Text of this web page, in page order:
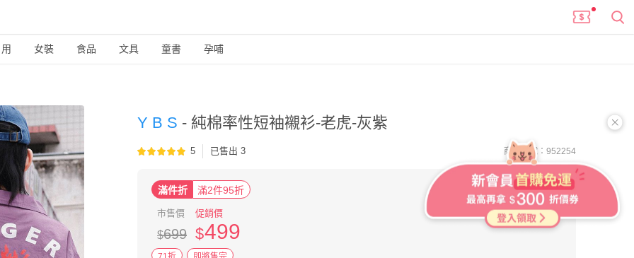
女裝 食品 文具 童書 孕哺
Y B S - 純棉率性短袖襯衫-老虎-灰紫
5 已售出 3 商品編號：952254
滿件折 滿2件95折 進團購
市售價
$699
促銷價
$499